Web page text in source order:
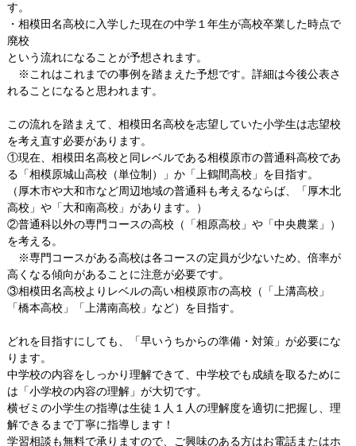
す。
・相模田名高校に入学した現在の中学１年生が高校卒業した時点で
廃校
という流れになることが予想されます。
※これはこれまでの事例を踏まえた予想です。詳細は今後公表さ
れることになると思われます。
この流れを踏まえて、相模田名高校を志望していた小学生は志望校
を考え直す必要があります。
①現在、相模田名高校と同レベルである相模原市の普通科高校であ
る「相模原城山高校（単位制）」か「上鶴間高校」を目指す。
（厚木市や大和市など周辺地域の普通科も考えるならば、「厚木北
高校」や「大和南高校」があります。）
②普通科以外の専門コースの高校（「相原高校」や「中央農業」）
を考える。
※専門コースがある高校は各コースの定員が少ないため、倍率が
高くなる傾向があることに注意が必要です。
③相模田名高校よりレベルの高い相模原市の高校（「上溝高校」
「橋本高校」「上溝南高校」など）を目指す。
どれを目指すにしても、「早いうちからの準備・対策」が必要にな
ります。
中学校の内容をしっかり理解できて、中学校でも成績を取るために
は「小学校の内容の理解」が大切です。
横ゼミの小学生の指導は生徒１人１人の理解度を適切に把握し、理
解できるまで丁寧に指導します！
学習相談も無料で承りますので、ご興味のある方はお電話またはホ